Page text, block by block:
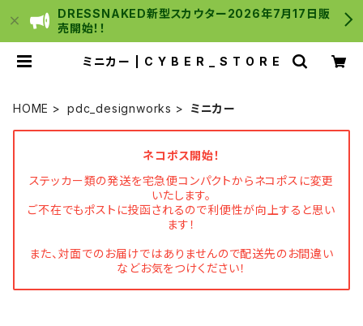
DRESSNAKED新型スカウター2026年7月17日販
売開始！！
ミニカー | C Y B E R _ S T O R E
HOME pdc_designworks ミニカー
ネコポス開始！
ステッカー類の発送を宅急便コンパクトからネコポスに変更
いたします。
ご不在でもポストに投函されるので利便性が向上すると思い
ます！
また、対面でのお届けではありませんので配送先のお間違い
などお気をつけください！